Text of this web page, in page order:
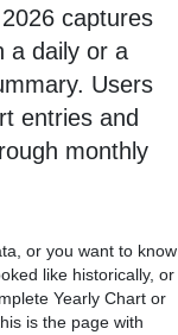
captures
a daily or a
Users
entries and
monthly
or you want to know
like historically, or
Yearly Chart or
is the page with